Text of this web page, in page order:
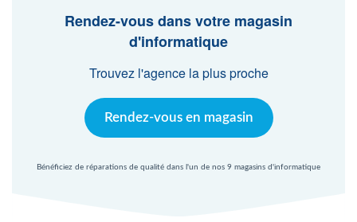
Rendez-vous dans votre magasin
d'informatique
Trouvez l'agence la plus proche
Rendez-vous en magasin
Bénéficiez de réparations de qualité dans l'un de nos 9 magasins d'informatique